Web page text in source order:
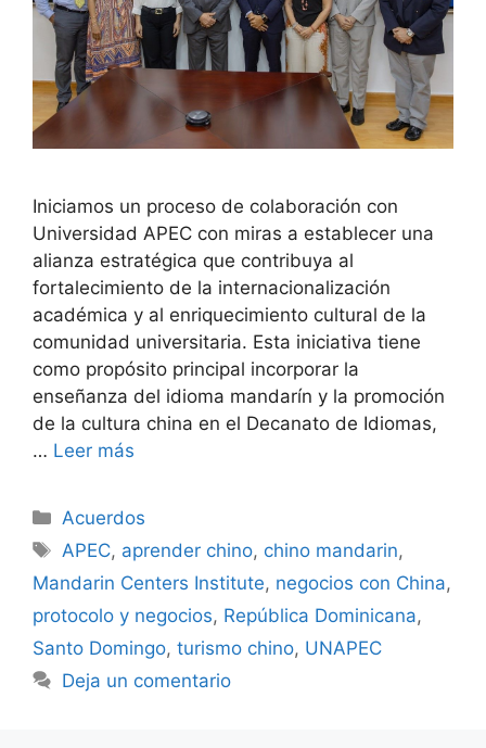
Iniciamos un proceso de colaboración con
Universidad APEC con miras a establecer una
alianza estratégica que contribuya al
fortalecimiento de la internacionalización
académica y al enriquecimiento cultural de la
comunidad universitaria. Esta iniciativa tiene
como propósito principal incorporar la
enseñanza del idioma mandarín y la promoción
de la cultura china en el Decanato de Idiomas,
… Leer más
Acuerdos
APEC, aprender chino, chino mandarin,
Mandarin Centers Institute, negocios con China,
protocolo y negocios, República Dominicana,
Santo Domingo, turismo chino, UNAPEC
Deja un comentario